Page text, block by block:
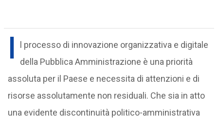
I
l processo di innovazione organizzativa e digitale
della Pubblica Amministrazione è una priorità
assoluta per il Paese e necessita di attenzioni e di
risorse assolutamente non residuali. Che sia in atto
una evidente discontinuità politico-amministrativa